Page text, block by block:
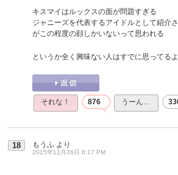
キスマイはルックスの面が問題すぎる
ジャニーズを代表するアイドルとして紹介
がこの程度の顔しかいないって思われる
というか全く興味ない人はすでに思ってる
それな！ 876 うーん…
18 もうふ より
2015年11月26日 6:17 PM